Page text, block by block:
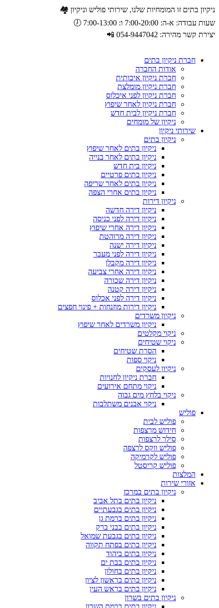
ניקיון בתים זו המומחיות שלנו, שירותי פוליש וניקיון 🏘️
שעות עבודה: א-ה: 7:00-20:00 ו: 7:00-13:00 🕖
יצירת קשר מהירה: 054-9447042 📲
חברת ניקיון בתים
אודות החברה
חברת ניקיון איכותית
חברת ניקיון מומלצת
חברת ניקיון לפני איכלוס
חברת ניקיון לאחר שיפוץ
חברת ניקיון לבית חדש
ניקיון של מומחים
שירותי ניקיון
ניקיון בתים
ניקיון בתים לאחר שיפוץ
ניקיון בתים לאחר בנייה
ניקיון בית חדש
ניקיון בתים פרטיים
ניקיון בתים לאחר שריפה
ניקיון בתים אחרי הצפה
ניקיון דירות
ניקיון דירה חדשה
ניקיון דירה לפני כניסה
ניקיון דירה אחרי שיפוץ
ניקיון דירה מרוהטת
ניקיון דירה ישנה
ניקיון דירה לפני מעבר
ניקיון דירה מקבלן
ניקיון דירה אחרי צביעה
ניקיון דירה שכורה
ניקיון דירה קטנה
ניקיון דירה לפני אכלוס
ניקיון דירות מוזנחות + פינוי חפצים
ניקיון משרדים
ניקיון משרדים לאחר שיפוץ
ניקוי מקלטים
ניקוי שטיחים
הסרת שטיחים
ניקוי ספות
ניקיון לעסקים
חברת ניקיון לחנויות
ניקוי מתחם אירועים
ניקוי בלחץ מים גבוה
ניקוי אבנים משתלבות
פוליש
פוליש לבית
חידוש מרצפות
סילר לרצפות
פוליש ווקס לרצפה
פוליש לקרמיקה
פוליש קריסטל
המלצות
אזורי שירות
ניקיון בתים במרכז
ניקיון בתים בתל אביב
ניקיון בתים בגבעתיים
ניקיון בתים ברמת גן
ניקיון בתים בבני ברק
ניקיון בתים בגבעת שמואל
ניקיון בתים בפתח תקווה
ניקיון בתים ביהוד
ניקיון בתים בבת ים
ניקיון בתים בחולון
ניקיון בתים בראשון לציון
ניקיון בתים בראש העין
ניקיון בתים בשרון
ניקיון בתים ברמת השרון